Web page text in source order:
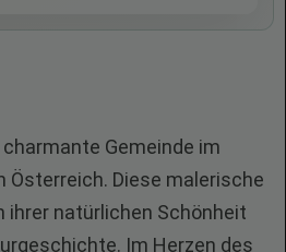
Gemeinde im
Österreich. Diese malerische
ihrer natürlichen Schönheit
Im Herzen des